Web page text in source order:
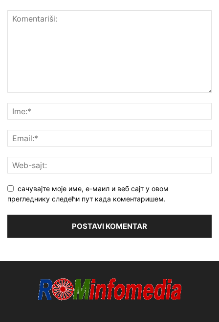
сачувајте моје име, е-маил и веб сајт у овом
прегледнику следећи пут када коментаришем.